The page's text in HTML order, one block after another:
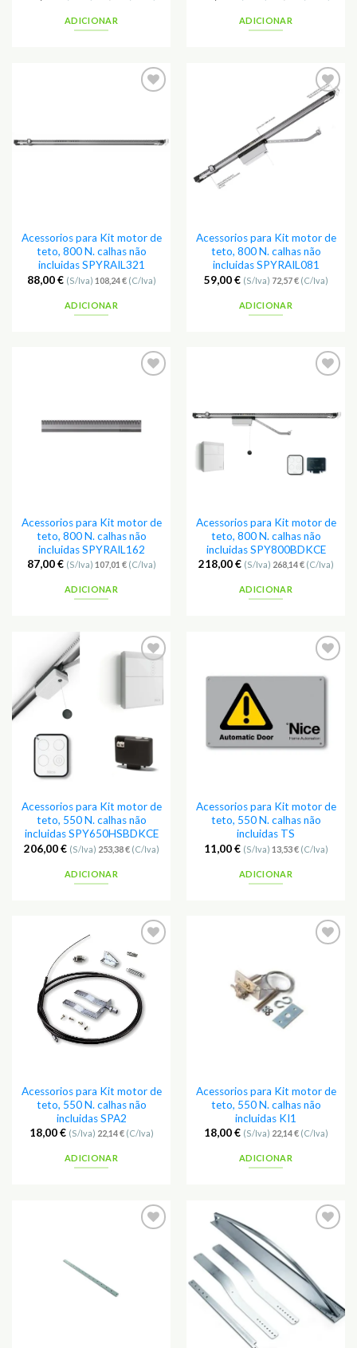
ADICIONAR ADICIONAR
Acessorios para Kit motor de
teto, 800 N. calhas não
incluidas SPYRAIL321
88,00€ (S/Iva) 108,24€(C/Iva)
ADICIONAR
Adicionar
aos
Acessorios para Kit motor de
teto, 800 N. calhas não
incluidas SPYRAIL081
59,00€ (S/Iva) 72,57€(C/Iva)
ADICIONAR
Acessorios para Kit motor de
teto, 800 N. calhas não
incluidas SPYRAIL162
87,00€ (S/Iva) 107,01 €(C/Iva)
ADICIONAR
Acessorios para Kit motor de
teto, 800 N. calhas não
incluidas SPY800BDKCE
218,00€ (S/Iva) 268,14€(C/Iva)
ADICIONAR
Acessorios para Kit motor de
teto, 550 N. calhas não
incluidas SPY650HSBDKCE
206,00€ (S/Iva) 253,38€(C/Iva)
ADICIONAR
aos
Acessorios para Kit motor de
teto, 550 N. calhas não
incluidas TS
11,00€ (S/Iva) 13,53€(C/Iva)
ADICIONAR
Adicionar
aos
Favoritos
Acessorios para Kit motor de
teto, 550 N. calhas não
incluidas SPA2
18,00€ (S/Iva) 22,14€(C/Iva)
ADICIONAR
Acessorios para Kit motor de
teto, 550 N. calhas não
incluidas KI1
18,00€ (S/Iva) 22,14€(C/Iva)
ADICIONAR
Favoritos